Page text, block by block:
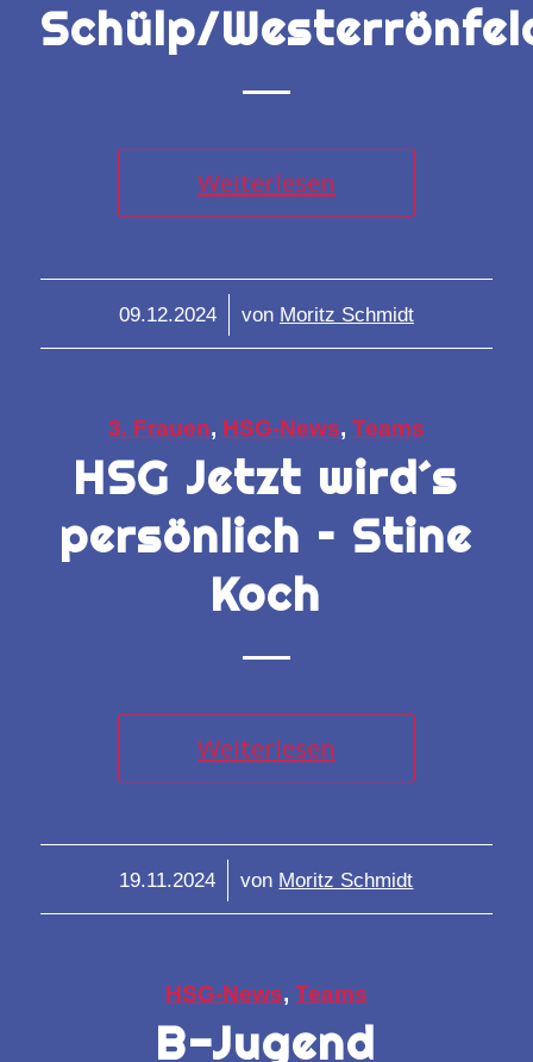
Schülp/
Weiterlesen
09.12.2024
/ von Moritz Schmidt
3. Frauen, HSG-News, Teams
HSG Jetzt wird´s
persönlich – Stine
Koch
Weiterlesen
19.11.2024
/ von Moritz Schmidt
HSG-News, Teams
B-Jugend